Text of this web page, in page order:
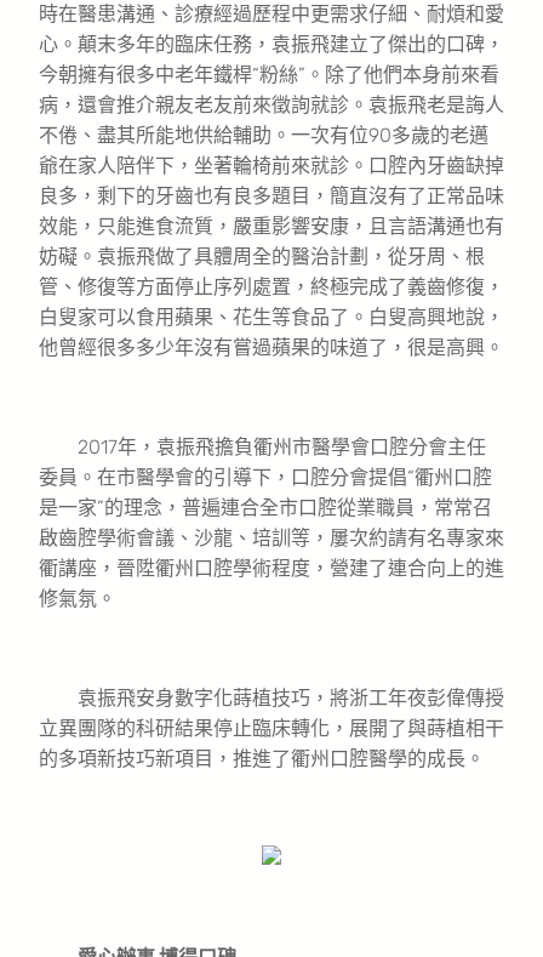
時在醫患溝通、診療經過歷程中更需求仔細、耐煩和愛
心。顛末多年的臨床任務，袁振飛建立了傑出的口碑，
今朝擁有很多中老年鐵桿“粉絲”。除了他們本身前來看
病，還會推介親友老友前來徵詢就診。袁振飛老是誨人
不倦、盡其所能地供給輔助。一次有位90多歲的老邁
爺在家人陪伴下，坐著輪椅前來就診。口腔內牙齒缺掉
良多，剩下的牙齒也有良多題目，簡直沒有了正常品味
效能，只能進食流質，嚴重影響安康，且言語溝通也有
妨礙。袁振飛做了具體周全的醫治計劃，從牙周、根
管、修復等方面停止序列處置，終極完成了義齒修復，
白叟家可以食用蘋果、花生等食品了。白叟高興地說，
他曾經很多多少年沒有嘗過蘋果的味道了，很是高興。
2017年，袁振飛擔負衢州市醫學會口腔分會主任
委員。在市醫學會的引導下，口腔分會提倡“衢州口腔
是一家”的理念，普遍連合全市口腔從業職員，常常召
啟齒腔學術會議、沙龍、培訓等，屢次約請有名專家來
衢講座，晉陞衢州口腔學術程度，營建了連合向上的進
修氣氛。
袁振飛安身數字化蒔植技巧，將浙工年夜彭偉傳授
立異團隊的科研結果停止臨床轉化，展開了與蒔植相干
的多項新技巧新項目，推進了衢州口腔醫學的成長。